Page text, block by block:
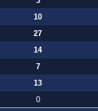
10
27
14
7
13
0